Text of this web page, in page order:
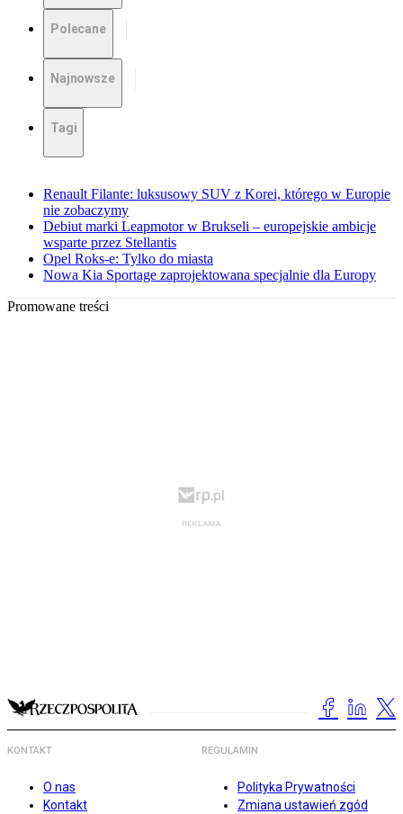
Polecane
Najnowsze
Tagi
Renault Filante: luksusowy SUV z Korei, którego w Europie
nie zobaczymy
Debiut marki Leapmotor w Brukseli – europejskie ambicje
wsparte przez Stellantis
Opel Roks-e: Tylko do miasta
Nowa Kia Sportage zaprojektowana specjalnie dla Europy
Promowane treści
KONTAKT
O nas
Kontakt
REGULAMIN
Polityka Prywatności
Zmiana ustawień zgód